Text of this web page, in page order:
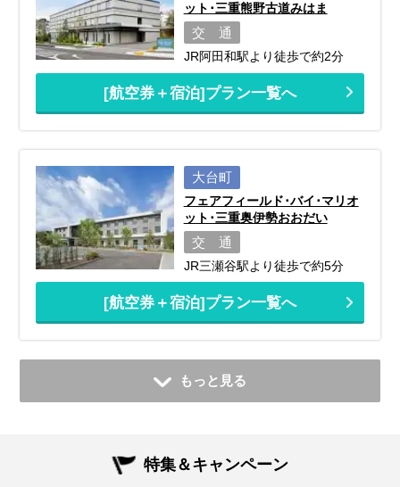
ット･三重熊野古道みはま
交 通
JR阿田和駅より徒歩で約2分
[航空券＋宿泊]プラン一覧へ
大台町
フェアフィールド･バイ･マリオ
ット･三重奥伊勢おおだい
交 通
JR三瀬谷駅より徒歩で約5分
[航空券＋宿泊]プラン一覧へ
もっと見る
特集＆キャンペーン